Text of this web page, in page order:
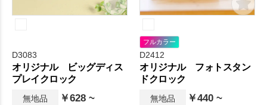
D3083
オリジナル ビッグディス
プレイクロック
無地品 ￥628 ~
フルカラー
D2412
オリジナル フォトスタン
ドクロック
無地品 ￥440 ~